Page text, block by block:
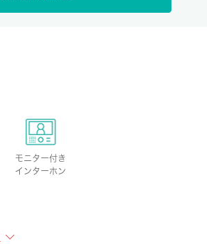
モニター付き
インターホン